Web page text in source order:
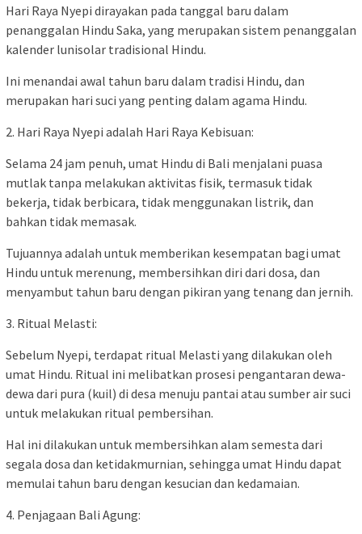
Hari Raya Nyepi dirayakan pada tanggal baru dalam
penanggalan Hindu Saka, yang merupakan sistem penanggalan
kalender lunisolar tradisional Hindu.
Ini menandai awal tahun baru dalam tradisi Hindu, dan
merupakan hari suci yang penting dalam agama Hindu.
2. Hari Raya Nyepi adalah Hari Raya Kebisuan:
Selama 24 jam penuh, umat Hindu di Bali menjalani puasa
mutlak tanpa melakukan aktivitas fisik, termasuk tidak
bekerja, tidak berbicara, tidak menggunakan listrik, dan
bahkan tidak memasak.
Tujuannya adalah untuk memberikan kesempatan bagi umat
Hindu untuk merenung, membersihkan diri dari dosa, dan
menyambut tahun baru dengan pikiran yang tenang dan jernih.
3. Ritual Melasti:
Sebelum Nyepi, terdapat ritual Melasti yang dilakukan oleh
umat Hindu. Ritual ini melibatkan prosesi pengantaran dewa-
dewa dari pura (kuil) di desa menuju pantai atau sumber air suci
untuk melakukan ritual pembersihan.
Hal ini dilakukan untuk membersihkan alam semesta dari
segala dosa dan ketidakmurnian, sehingga umat Hindu dapat
memulai tahun baru dengan kesucian dan kedamaian.
4. Penjagaan Bali Agung: